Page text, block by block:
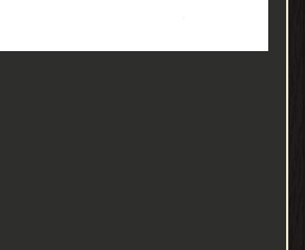
معد بن عدنان التيمي القرشي»، يلتقي